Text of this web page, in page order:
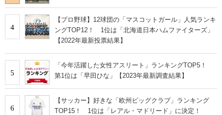
4
【プロ野球】12球団の「マスコットガール」人気ランキ
ングTOP12！ 1位は「北海道日本ハムファイターズ」
【2022年最新投票結果】
5
「今年活躍した女性アスリート」ランキングTOP5！
第1位は「早田ひな」【2023年最新調査結果】
6
【サッカー】好きな「欧州ビッグクラブ」ランキング
TOP15！ 1位は「レアル・マドリード」に決定！